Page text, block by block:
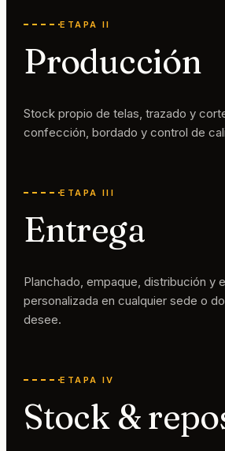
ETAPA II
Producción
Stock propio de telas, trazado y
confección, bordado y control de
ETAPA III
Entrega
Planchado, empaque, distribución y
personalizada en cualquier sede o
desee.
ETAPA IV
Stock &